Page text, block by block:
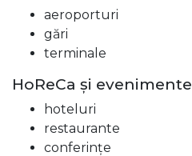
aeroporturi
gări
terminale
HoReCa și evenimente
hoteluri
restaurante
conferințe